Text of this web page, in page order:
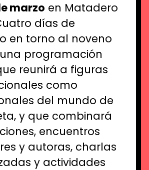
marzo en Matadero
días de
en torno al noveno
programación
reunirá a figuras
como
del mundo de
y que combinará
encuentros
y autoras, charlas
y actividades